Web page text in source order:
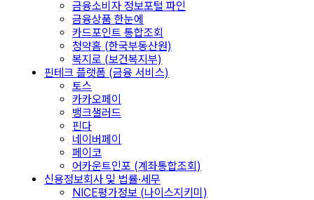
금융소비자 정보포털 파인
금융상품 한눈에
카드포인트 통합조회
청약홈 (한국부동산원)
복지로 (보건복지부)
핀테크 플랫폼 (금융 서비스)
토스
카카오페이
뱅크샐러드
핀다
네이버페이
페이코
어카운트인포 (계좌통합조회)
신용정보회사 및 법률·세무
NICE평가정보 (나이스지키미)